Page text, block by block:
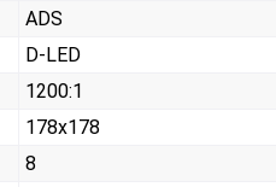
ADS
D-LED
1200:1
178x178
8